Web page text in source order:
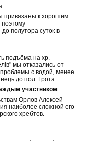
привязаны к хорошим
полутора суток в
подъёма на хр.
мы отказались от
с водой, менее
до пол. Грота.
участником
Орлов Алексей
наиболее сложной его
хребтов.